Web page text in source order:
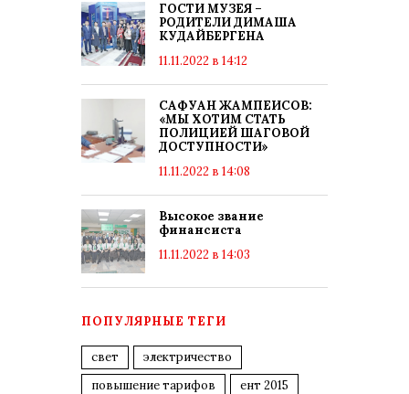
ГОСТИ МУЗЕЯ –
РОДИТЕЛИ ДИМАША
КУДАЙБЕРГЕНА
11.11.2022 в 14:12
САФУАН ЖАМПЕИСОВ:
«МЫ ХОТИМ СТАТЬ
ПОЛИЦИЕЙ ШАГОВОЙ
ДОСТУПНОСТИ»
11.11.2022 в 14:08
Высокое звание
финансиста
11.11.2022 в 14:03
ПОПУЛЯРНЫЕ ТЕГИ
свет
электричество
повышение тарифов
ент 2015